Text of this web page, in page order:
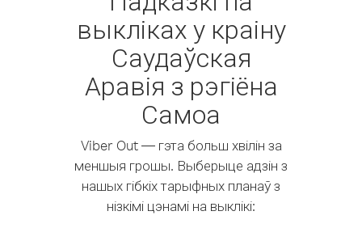
выкліках у краіну
Саудаўская
Аравія з рэгіёна
Самоа
Viber Out — гэта больш хвілін за
меншыя грошы. Выберыце адзін з
нашых гібкіх тарыфных планаў з
нізкімі цэнамі на выклікі: